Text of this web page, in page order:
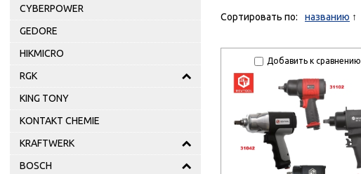
CYBERPOWER
GEDORE
HIKMICRO
RGK
KING TONY
KONTAKT CHEMIE
KRAFTWERK
BOSCH
Сортировать по: названию
Добавить к сравнению